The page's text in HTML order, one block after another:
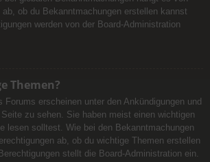
ab, ob du Bekanntmachungen erstellen kannst
werden von der Board-Administration
Themen?
Forums erscheinen unter den Ankündigungen und
zu sehen. Sie haben meist einen wichtigen
lesen solltest. Wie bei den Bekanntmachungen
ab, ob du wichtige Themen erstellen
stellt die Board-Administration ein.